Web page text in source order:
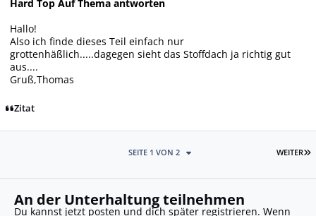
Hard Top Auf Thema antworten
Hallo!
Also ich finde dieses Teil einfach nur
grottenhäßlich.....dagegen sieht das Stoffdach ja richtig gut
aus....
Gruß,Thomas
Zitat
WEITER
SEITE 1 VON 2
An der Unterhaltung teilnehmen
Du kannst jetzt posten und dich später registrieren. Wenn